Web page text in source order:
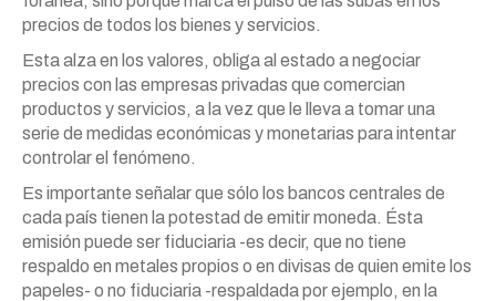
precios de todos los bienes y servicios.
Esta alza en los valores, obliga al estado a negociar
precios con las empresas privadas que comercian
productos y servicios, a la vez que le lleva a tomar una
serie de medidas económicas y monetarias para intentar
controlar el fenómeno.
Es importante señalar que sólo los bancos centrales de
cada país tienen la potestad de emitir moneda. Ésta
emisión puede ser fiduciaria -es decir, que no tiene
respaldo en metales propios o en divisas de quien emite los
papeles- o no fiduciaria -respaldada por ejemplo, en la